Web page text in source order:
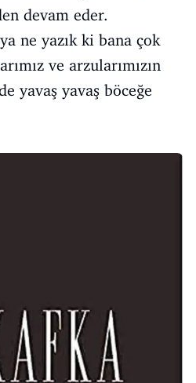
devam eder.
ne yazık ki bana çok
ve arzularımızın
yavaş yavaş böceğe